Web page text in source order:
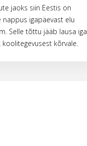
jaoks siin Eestis on
nappus igapäevast elu
Selle tõttu jääb lausa iga
kõrvale.